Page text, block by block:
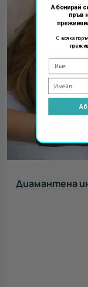
Диамантена
Абонирай
пръв
С всяка